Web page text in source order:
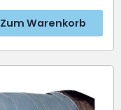
Zum Warenkorb